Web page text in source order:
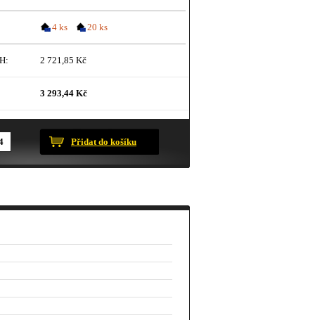
4 ks 20 ks
2 721,85 Kč
3 293,44 Kč
Přidat do košíku